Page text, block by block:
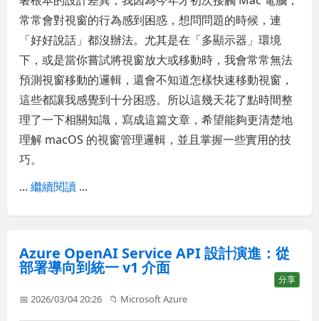
常常會對視窗的行為感到困惑，想問問題的時候，連
「好好說話」都沒辦法。尤其是在「多顯示器」環境
下，或是當你嘗試將視窗放大或移動時，我會常常無法
預測視窗移動的邏輯，還會不知道怎樣快速移動視窗，
這些都讓我感覺到十分困惑。所以這幾天花了點時間整
理了一下相關知識，寫成這篇文章，希望能夠更清楚地
理解 macOS 的視窗管理邏輯，並且掌握一些實用的技
巧。
...繼續閱讀 ...
Azure OpenAI Service API 設計演進：從
部署導向到統一 v1 介面
分享
📅 2026/03/04 20:26 📁 Microsoft Azure